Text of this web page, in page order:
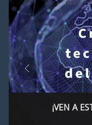
¡VEN A